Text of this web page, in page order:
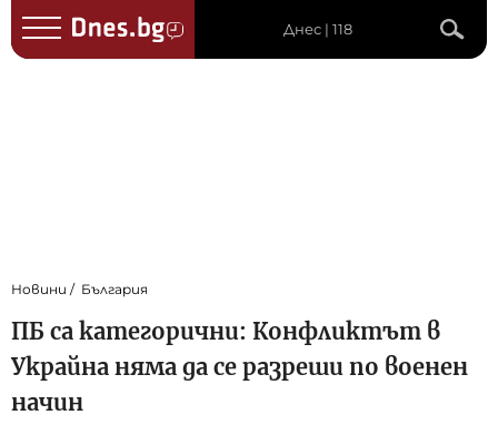
Днес | 118
Новини България
ПБ са категорични: Конфликтът в
Украйна няма да се разреши по военен
начин